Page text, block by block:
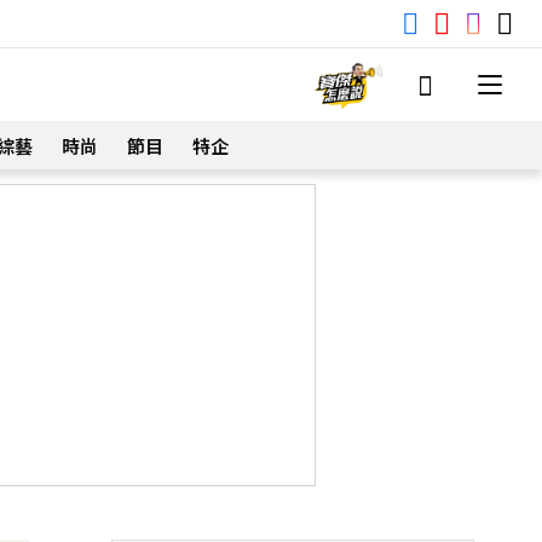
藝 時尚 節目 特企